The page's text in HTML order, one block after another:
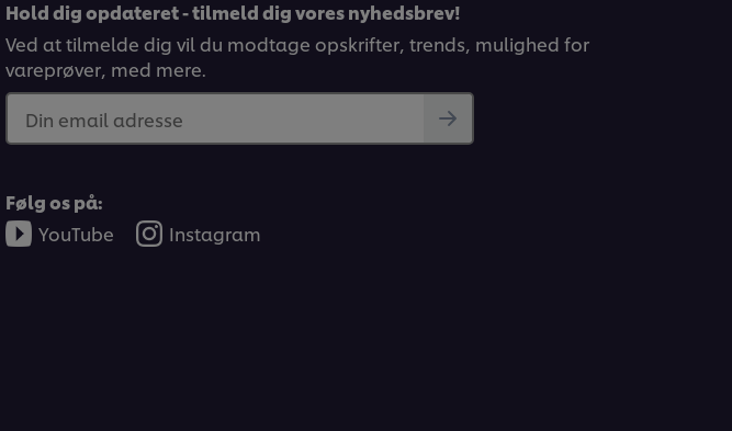
Hold dig opdateret - tilmeld dig vores nyhedsbrev!
Ved at tilmelde dig vil du modtage opskrifter, trends, mulighed for
vareprøver, med mere.
Din email adresse
Følg os på:
YouTube
Instagram